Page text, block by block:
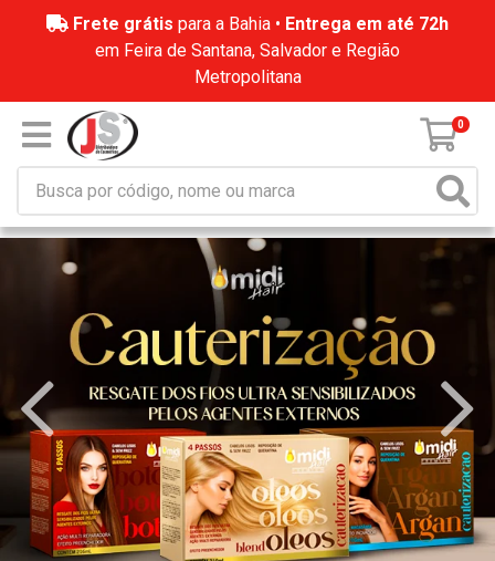
Frete grátis para a Bahia • Entrega em até 72h
em Feira de Santana, Salvador e Região
Metropolitana
0